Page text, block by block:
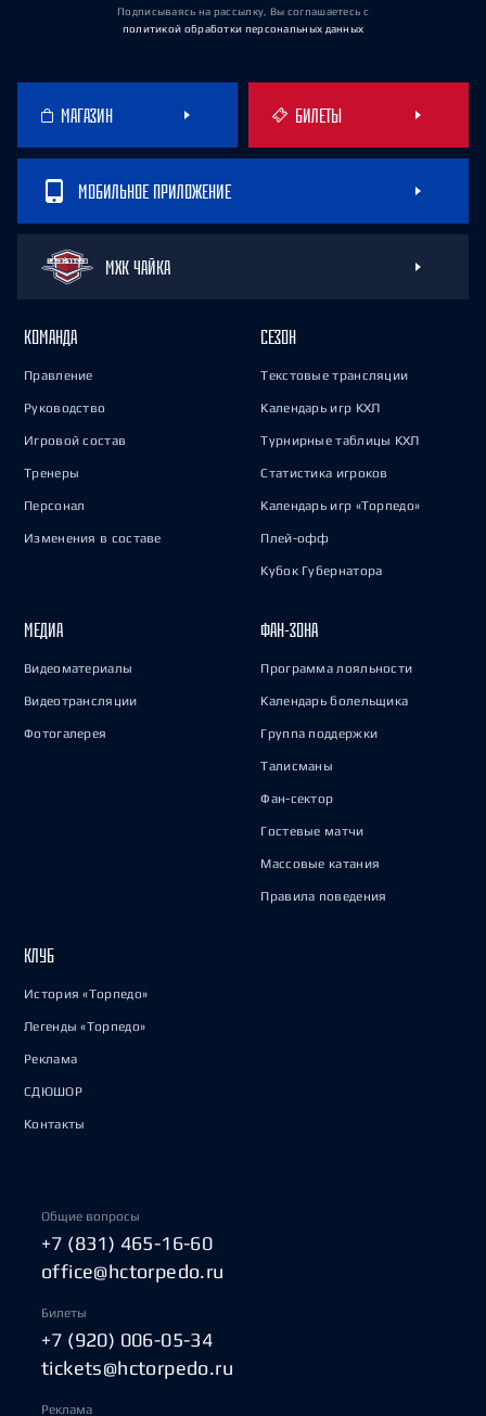
Подписываясь на рассылку, Вы соглашаетесь с
политикой обработки персональных данных
МАГАЗИН БИЛЕТЫ
МОБИЛЬНОЕ ПРИЛОЖЕНИЕ
МХК ЧАЙКА
КОМАНДА
Правление
Руководство
Игровой состав
Тренеры
Персонал
Изменения в составе
СЕЗОН
Текстовые трансляции
Календарь игр КХЛ
Турнирные таблицы КХЛ
Статистика игроков
Календарь игр «Торпедо»
Плей-офф
Кубок Губернатора
МЕДИА
Видеоматериалы
Видеотрансляции
Фотогалерея
ФАН-ЗОНА
Программа лояльности
Календарь болельщика
Группа поддержки
Талисманы
Фан-сектор
Гостевые матчи
Массовые катания
Правила поведения
КЛУБ
История «Торпедо»
Легенды «Торпедо»
Реклама
СДЮШОР
Контакты
Общие вопросы
+7 (831) 465-16-60
office@hctorpedo.ru
Билеты
+7 (920) 006-05-34
tickets@hctorpedo.ru
Реклама